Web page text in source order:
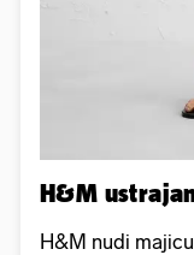
H&M
H&M nudi